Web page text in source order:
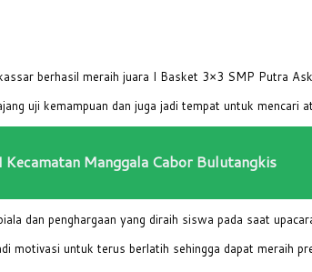
berhasil meraih juara I Basket 3×3 SMP Putra
uji kemampuan dan juga jadi tempat untuk mencari
Manggala Cabor Bulutangkis
dan penghargaan yang diraih siswa pada saat
motivasi untuk terus berlatih sehingga dapat meraih